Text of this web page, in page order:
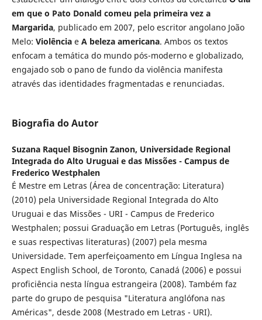
em que o Pato Donald comeu pela primeira vez a
Margarida, publicado em 2007, pelo escritor angolano João
Melo: Violênciae A beleza americana. Ambos os textos
enfocam a temática do mundo pós-moderno e globalizado,
engajado sob o pano de fundo da violência manifesta
através das identidades fragmentadas e renunciadas.
Biografia do Autor
Suzana Raquel Bisognin Zanon, Universidade Regional
Integrada do Alto Uruguai e das Missões - Campus de
Frederico Westphalen
É Mestre em Letras (Área de concentração: Literatura)
(2010) pela Universidade Regional Integrada do Alto
Uruguai e das Missões - URI - Campus de Frederico
Westphalen; possui Graduação em Letras (Português, inglês
e suas respectivas literaturas) (2007) pela mesma
Universidade. Tem aperfeiçoamento em Língua Inglesa na
Aspect English School, de Toronto, Canadá (2006) e possui
proficiência nesta língua estrangeira (2008). Também faz
parte do grupo de pesquisa "Literatura anglófona nas
Américas", desde 2008 (Mestrado em Letras - URI).